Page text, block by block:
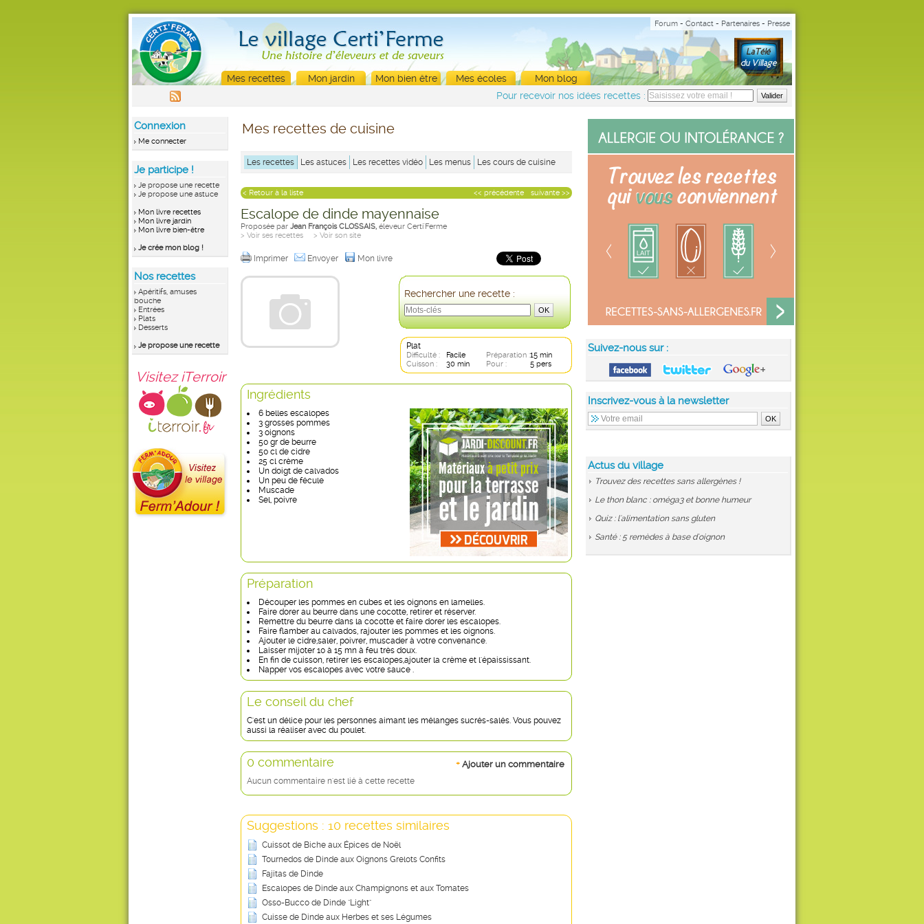
Forum - Contact - Partenaires - Presse
Mes recettes Mon jardin Mon bien être Mes écoles
Mon blog
Pour recevoir nos idées recettes :
Connexion
Me connecter
Je participe !
Je propose une recette
Je propose une astuce
Mon livre recettes
Mon livre jardin
Mon livre bien-être
Je crée mon blog !
Nos recettes
Apéritifs, amuses
bouche
Entrées
Plats
Desserts
Je propose une recette
Visitez iTerroir
Suivez-nous sur :
Inscrivez-vous à la newsletter
Actus du village
Trouvez des recettes sans allergènes !
Le thon blanc : oméga3 et bonne humeur
Quiz : l'alimentation sans gluten
Santé : 5 remèdes à base d'oignon
Mes recettes de cuisine
Les recettes Les astuces Les recettes vidéo Les menus Les cours de cuisine
suivante >>
<< précédente
< Retour à la liste
Escalope de dinde mayennaise
Proposée par Jean François CLOSSAIS, éleveur Certi'Ferme
> Voir ses recettes
> Voir son site
Imprimer Envoyer Mon livre
Rechercher une recette :
Plat
Difficulté : Facile Préparation :15 min
Cuisson :
30 min Pour : 5 pers
Ingrédients
6 belles escalopes
3 grosses pommes
3 oignons
50 gr de beurre
50 cl de cidre
25 cl crème
Un doigt de calvados
Un peu de fécule
Muscade
Sel, poivre
Préparation
Découper les pommes en cubes et les oignons en lamelles.
Faire dorer au beurre dans une cocotte, retirer et réserver.
Remettre du beurre dans la cocotte et faire dorer les escalopes.
Faire flamber au calvados, rajouter les pommes et les oignons.
Ajouter le cidre,saler, poivrer, muscader à votre convenance.
Laisser mijoter 10 à 15 mn à feu très doux.
En fin de cuisson, retirer les escalopes,ajouter la crème et l'épaississant.
Napper vos escalopes avec votre sauce .
Le conseil du chef
C'est un délice pour les personnes aimant les mélanges sucrés-salés. Vous pouvez
aussi la réaliser avec du poulet.
+ Ajouter un commentaire
0 commentaire
Aucun commentaire n'est lié à cette recette
Suggestions : 10 recettes similaires
Cuissot de Biche aux Épices de Noël
Tournedos de Dinde aux Oignons Grelots Confits
Fajitas de Dinde
Escalopes de Dinde aux Champignons et aux Tomates
Osso-Bucco de Dinde "Light"
Cuisse de Dinde aux Herbes et ses Légumes